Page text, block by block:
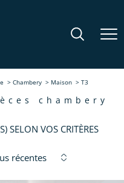
Chambery Maison T3
chambery
SELON VOS CRITÈRES
récentes